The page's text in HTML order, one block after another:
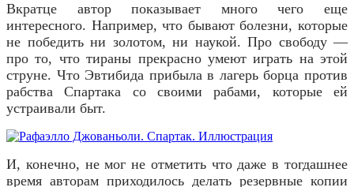
Вкратце автор показывает много чего еще
интересного. Например, что бывают болезни, которые
не победить ни золотом, ни наукой. Про свободу —
про то, что тираны прекрасно умеют играть на этой
струне. Что Эвтибида прибыла в лагерь борца против
рабства Спартака со своими рабами, которые ей
устраивали быт.
И, конечно, не мог не отметить что даже в тогдашнее
время авторам приходилось делать резервные копии